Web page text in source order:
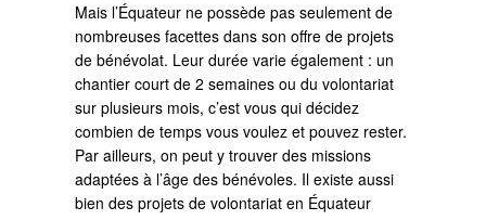
Mais l’Équateur ne possède pas seulement de
nombreuses facettes dans son offre de projets
de bénévolat. Leur durée varie également : un
chantier court de 2 semaines ou du volontariat
sur plusieurs mois, c’est vous qui décidez
combien de temps vous voulez et pouvez rester.
Par ailleurs, on peut y trouver des missions
adaptées à l’âge des bénévoles. Il existe aussi
bien des projets de volontariat en Équateur